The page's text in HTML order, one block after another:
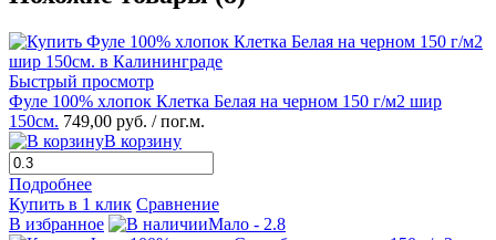
Быстрый просмотр
Фуле 100% хлопок Клетка Белая на черном 150 г/м2 шир
150см. 749,00 руб. / пог.м.
В корзину
Подробнее
Купить в 1 клик Сравнение
В избранное
Мало - 2.8